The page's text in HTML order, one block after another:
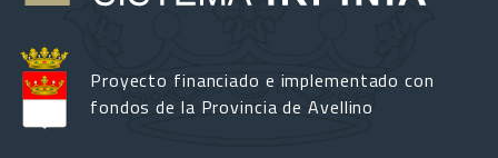
Proyecto financiado e implementado con
fondos de la Provincia de Avellino